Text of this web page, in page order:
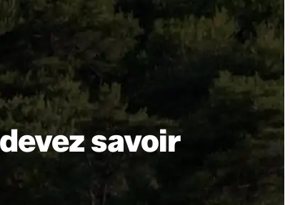
savoir